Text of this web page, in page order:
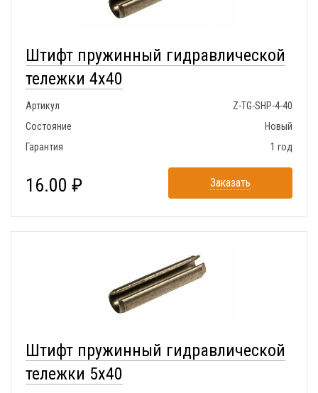
Штифт пружинный гидравлической
тележки 4x40
Артикул
Z-TG-SHP-4-40
Состояние
Новый
Гарантия
1 год
16.00 ₽ Заказать
Штифт пружинный гидравлической
тележки 5x40